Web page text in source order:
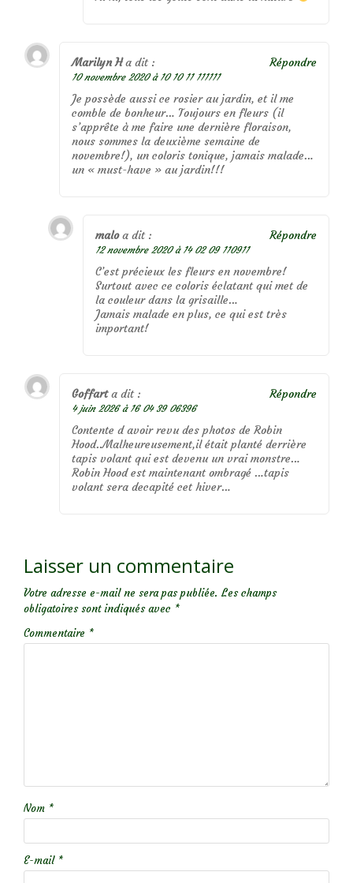
Marilyn H a dit :
10 novembre 2020 à 10 10 11 111111
Je possède aussi ce rosier au jardin, et il me
comble de bonheur… Toujours en fleurs (il
s’apprête à me faire une dernière floraison,
nous sommes la deuxième semaine de
novembre!), un coloris tonique, jamais malade…
un « must-have » au jardin!!!
Répondre
malo a dit :
12 novembre 2020 à 14 02 09 110911
C’est précieux les fleurs en novembre!
Surtout avec ce coloris éclatant qui met de
la couleur dans la grisaille…
Jamais malade en plus, ce qui est très
important!
Répondre
Goffart a dit :
4 juin 2026 à 16 04 39 06396
Contente d avoir revu des photos de Robin
Hood..Malheureusement,il était planté derrière
tapis volant qui est devenu un vrai monstre…
Robin Hood est maintenant ombragé …tapis
volant sera decapité cet hiver…
Répondre
Laisser un commentaire
Votre adresse e-mail ne sera pas publiée. Les champs
obligatoires sont indiqués avec *
Commentaire *
Nom *
E-mail *